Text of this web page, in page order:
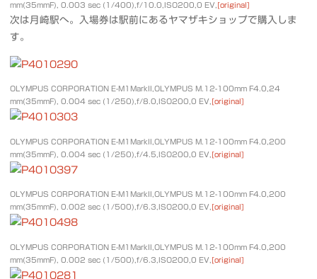
mm(35mmF), 0.003 sec (1/400),f/10.0,ISO200,0 EV, [original]
次は月崎駅へ。入場券は駅前にあるヤマザキショップで購入しま
す。
OLYMPUS CORPORATION E-M1MarkII,OLYMPUS M.12-100mm F4.0,24
mm(35mmF), 0.004 sec (1/250),f/8.0,ISO200,0 EV, [original]
OLYMPUS CORPORATION E-M1MarkII,OLYMPUS M.12-100mm F4.0,200
mm(35mmF), 0.004 sec (1/250),f/4.5,ISO200,0 EV, [original]
OLYMPUS CORPORATION E-M1MarkII,OLYMPUS M.12-100mm F4.0,200
mm(35mmF), 0.002 sec (1/500),f/6.3,ISO200,0 EV, [original]
OLYMPUS CORPORATION E-M1MarkII,OLYMPUS M.12-100mm F4.0,200
mm(35mmF), 0.002 sec (1/500),f/6.3,ISO200,0 EV, [original]